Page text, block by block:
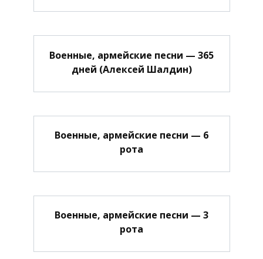
Военные, армейские песни — 365
дней (Алексей Шалдин)
Военные, армейские песни — 6
рота
Военные, армейские песни — 3
рота